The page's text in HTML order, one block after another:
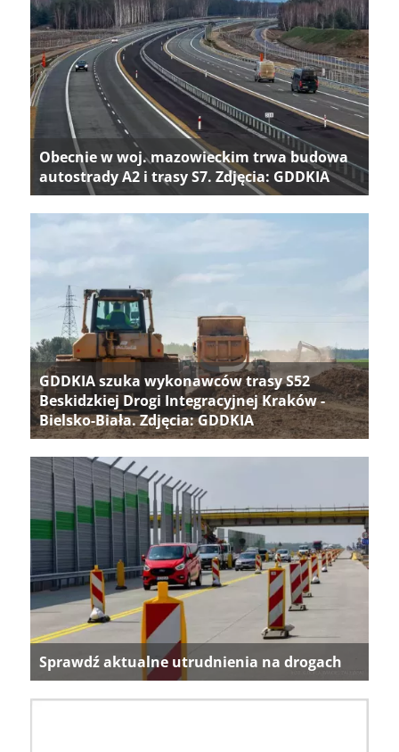
Obecnie w woj. mazowieckim trwa budowa
autostrady A2 i trasy S7. Zdjęcia: GDDKIA
GDDKIA szuka wykonawców trasy S52
Beskidzkiej Drogi Integracyjnej Kraków -
Bielsko-Biała. Zdjęcia: GDDKIA
Sprawdź aktualne utrudnienia na drogach